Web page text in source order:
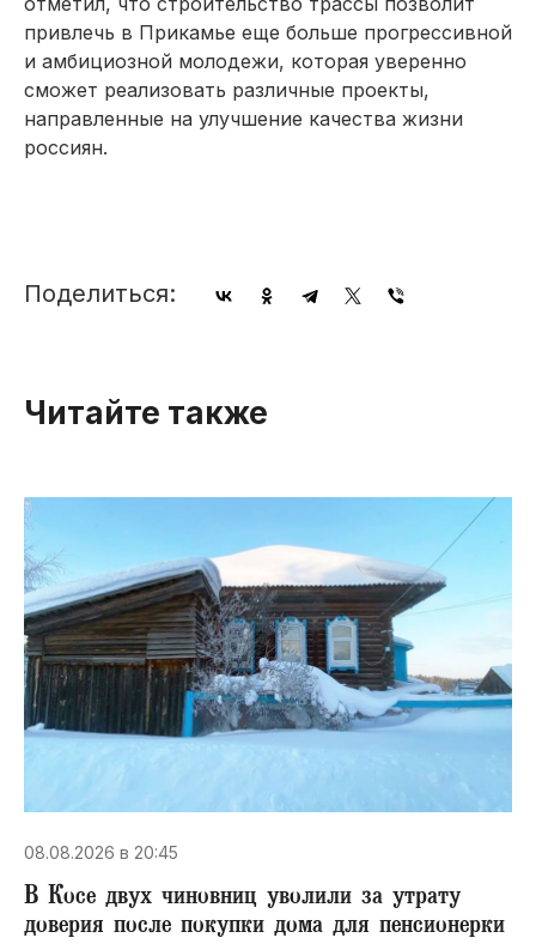
привлечь в Прикамье еще больше прогрессивной
и амбициозной молодежи, которая уверенно
сможет реализовать различные проекты,
направленные на улучшение качества жизни
россиян.
Поделиться:
Читайте также
08.08.2026 в 20:45
В Косе двух чиновниц уволили за утрату
доверия после покупки дома для пенсионерки